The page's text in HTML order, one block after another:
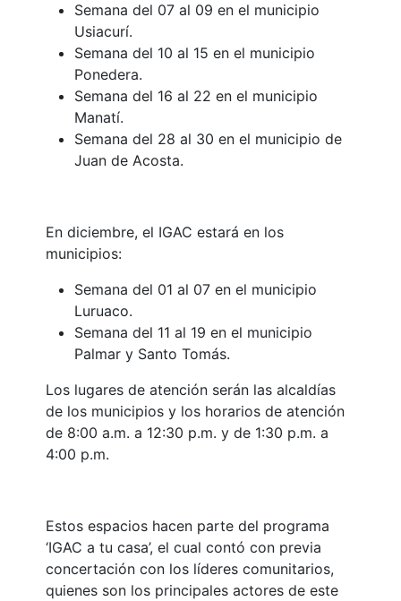
Semana del 07 al 09 en el municipio
Usiacurí.
Semana del 10 al 15 en el municipio
Ponedera.
Semana del 16 al 22 en el municipio
Manatí.
Semana del 28 al 30 en el municipio de
Juan de Acosta.
En diciembre, el IGAC estará en los
municipios:
Semana del 01 al 07 en el municipio
Luruaco.
Semana del 11 al 19 en el municipio
Palmar y Santo Tomás.
Los lugares de atención serán las alcaldías
de los municipios y los horarios de atención
de 8:00 a.m. a 12:30 p.m. y de 1:30 p.m. a
4:00 p.m.
Estos espacios hacen parte del programa
‘IGAC a tu casa’, el cual contó con previa
concertación con los líderes comunitarios,
quienes son los principales actores de este